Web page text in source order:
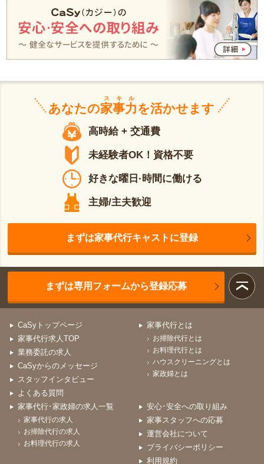
あなたの家事力
スキル
を活かせます
高時給 + 交通費
未経験者OK！資格不要
好きな曜日·時間に働ける
主婦/主夫歓迎
まずは家事代行キャストに登録
まずは専用フォームから登録応募
CaSyトップページ
家事代行求人TOP
業務委託の求人
CaSyからのメッセージ
スタッフインタビュー
よくある質問
家事代行とは
お掃除代行とは
お料理代行とは
ハウスクリーニングとは
家政婦とは
家事代行･家政婦の求人一覧
家事代行の求人
お掃除代行の求人
お料理代行の求人
安心･安全への取り組み
家事スタッフへの応募
運営会社について
プライバシーポリシー
利用規約